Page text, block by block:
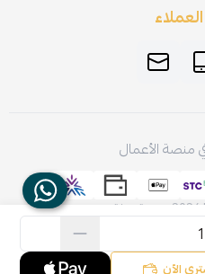
الآن
منصة الأعمال
منصة سلة